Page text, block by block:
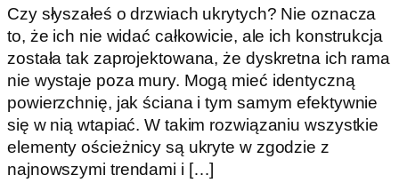
Czy słyszałeś o drzwiach ukrytych? Nie oznacza
to, że ich nie widać całkowicie, ale ich konstrukcja
została tak zaprojektowana, że dyskretna ich rama
nie wystaje poza mury. Mogą mieć identyczną
powierzchnię, jak ściana i tym samym efektywnie
się w nią wtapiać. W takim rozwiązaniu wszystkie
elementy ościeżnicy są ukryte w zgodzie z
najnowszymi trendami i […]